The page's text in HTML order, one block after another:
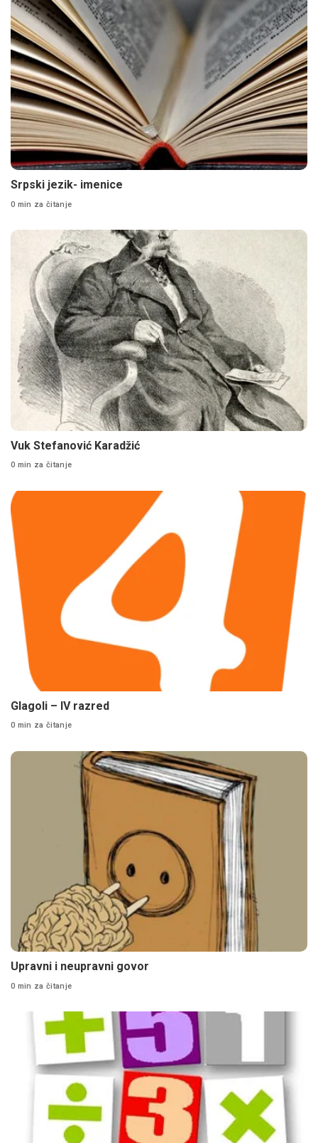
Srpski jezik- imenice
0 min za čitanje
Vuk Stefanović Karadžić
0 min za čitanje
Glagoli – IV razred
0 min za čitanje
Upravni i neupravni govor
0 min za čitanje